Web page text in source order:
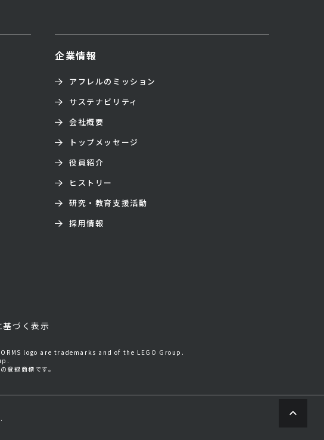
企業情報
アフレルのミッション
サステナビリティ
会社概要
トップメッセージ
役員紹介
ヒストリー
研究・教育支援活動
採用情報
づく表示
logo are trademarks and of the LEGO Group.
登録商標です。